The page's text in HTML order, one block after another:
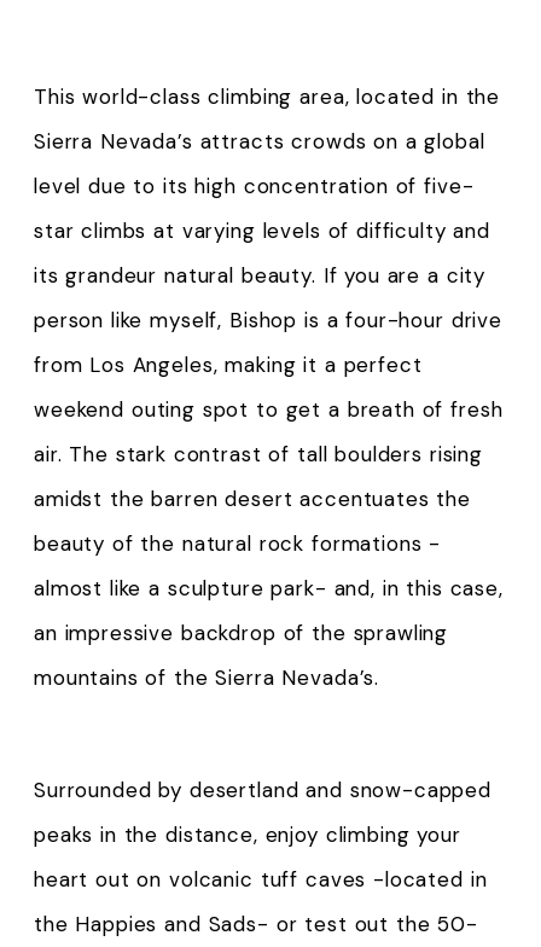
This world-class climbing area, located in the
Sierra Nevada’s attracts crowds on a global
level due to its high concentration of five-
star climbs at varying levels of difficulty and
its grandeur natural beauty. If you are a city
person like myself, Bishop is a four-hour drive
from Los Angeles, making it a perfect
weekend outing spot to get a breath of fresh
air. The stark contrast of tall boulders rising
amidst the barren desert accentuates the
beauty of the natural rock formations -
almost like a sculpture park- and, in this case,
an impressive backdrop of the sprawling
mountains of the Sierra Nevada’s.
Surrounded by desertland and snow-capped
peaks in the distance, enjoy climbing your
heart out on volcanic tuff caves -located in
the Happies and Sads- or test out the 50-